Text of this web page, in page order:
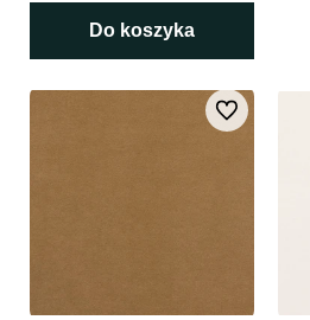
Do koszyka
Do ulubionych